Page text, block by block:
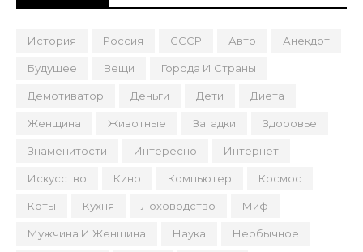
История Россия СССР Авто Анекдот
Будущее Вещи Города И Страны
Демотиватор Деньги Дети Диета
Женщина Животные Загадки Здоровье
Знаменитости Интересно Интернет
Искусство Кино Компьютер Космос
Коты Кухня Лоховодство Миф
Мужчина И Женщина Наука Необычное